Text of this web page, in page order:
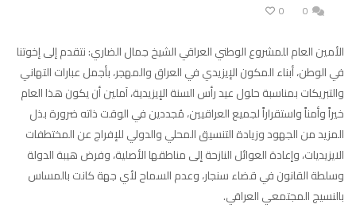
0
0
الأمين العام للمشروع الوطني العراقي الشيخ جمال الضاري: نتقدم إلى إخوتنا
في الوطن، أبناء المكون الإيزيدي في العراق والمهجر، بأجمل عبارات التهاني
والتبريكات بمناسبة حلول عيد رأس السنة الإيزيدية، آملين أن يكون هذا العام
خيراً وأمناً واستقراراً لجميع العراقيين، مُجددين في الوقت ذاته ضرورة بذل
المزيد من الجهود وزيادة التنسيق المحلي والدولي للإفراج عن المختطفات
الايزيديات، وإعادة العوائل النازحة إلى مناطقها الأصلية، وفرض هيبة الدولة
وسلطة القانون في قضاء سنجار، وعدم السماح لأي جهة كانت بالمساس
بالنسيج المجتمعي العراقي.